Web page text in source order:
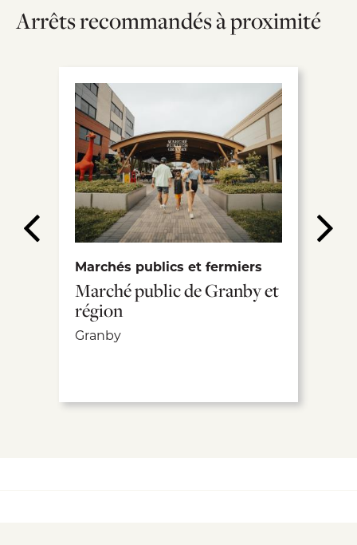
Arrêts recommandés à proximité
Marchés publics et fermiers
Marché public de Granby et
région
Granby